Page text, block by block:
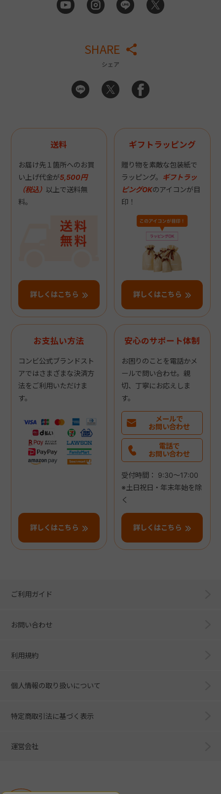
SHARE
シェア
送料
お届け先１箇所へのお買
い上げ代金が5,500円
（税込） 以上で送料無
料。
詳しくはこちら
ギフトラッピング
贈り物を素敵な包装紙で
ラッピング。 ギフトラッ
ピングOKのアイコンが目
印！
詳しくはこちら
お支払い方法
コンビ公式ブランドスト
アではさまざまな決済方
法をご利用いただけま
す。
詳しくはこちら
安心のサポート体制
お困りのことを電話かメ
ールで問い合わせ。親
切、丁寧にお応えしま
す。
メールで
お問い合わせ
電話で
お問い合わせ
受付時間： 9:30～17:00
※土日祝日・年末年始を除
く
詳しくはこちら
ご利用ガイド
お問い合わせ
利用規約
個人情報の取り扱いについて
特定商取引法に基づく表示
運営会社